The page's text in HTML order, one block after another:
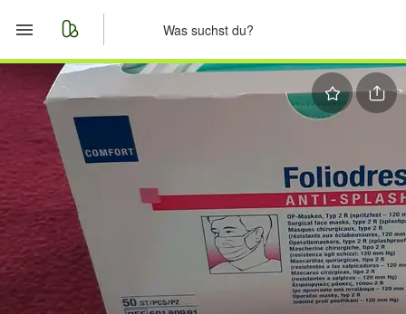
Start
Merkliste
Nachrichten
Anzeige aufgeben